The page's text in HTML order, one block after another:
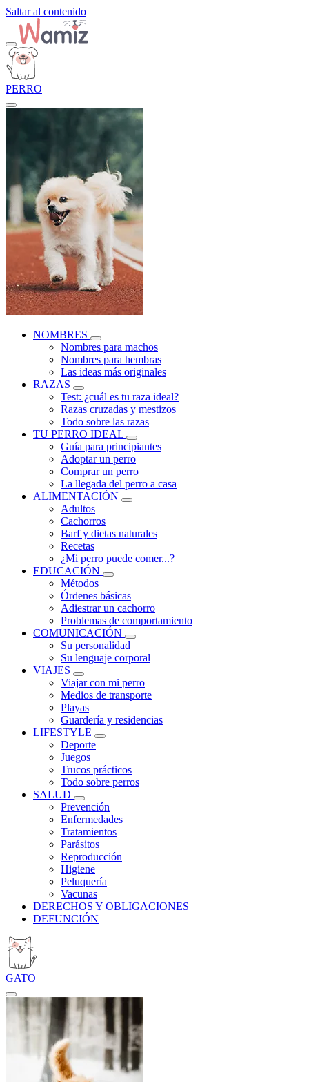
Saltar al contenido
PERRO
NOMBRES
Nombres para machos
Nombres para hembras
Las ideas más originales
RAZAS
Test: ¿cuál es tu raza ideal?
Razas cruzadas y mestizos
Todo sobre las razas
TU PERRO IDEAL
Guía para principiantes
Adoptar un perro
Comprar un perro
La llegada del perro a casa
ALIMENTACIÓN
Adultos
Cachorros
Barf y dietas naturales
Recetas
¿Mi perro puede comer...?
EDUCACIÓN
Métodos
Órdenes básicas
Adiestrar un cachorro
Problemas de comportamiento
COMUNICACIÓN
Su personalidad
Su lenguaje corporal
VIAJES
Viajar con mi perro
Medios de transporte
Playas
Guardería y residencias
LIFESTYLE
Deporte
Juegos
Trucos prácticos
Todo sobre perros
SALUD
Prevención
Enfermedades
Tratamientos
Parásitos
Reproducción
Higiene
Peluquería
Vacunas
DERECHOS Y OBLIGACIONES
DEFUNCIÓN
GATO